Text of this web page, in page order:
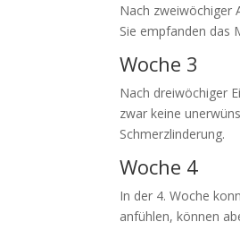
Nach zweiwöchiger
Sie empfanden das
Woche 3
Nach dreiwöchiger
zwar keine
Schmerzlinderung.
Woche 4
In der 4. Woche
anfühlen, können